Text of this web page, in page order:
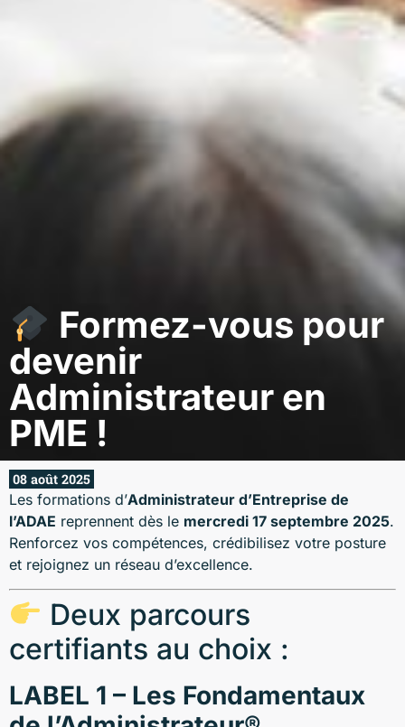
Formez-vous pour
devenir
Administrateur en
PME !
08 août 2025
Les formations d’Administrateur d’Entreprise de
l’ADAE reprennent dès le mercredi 17 septembre 2025.
Renforcez vos compétences, crédibilisez votre posture
et rejoignez un réseau d’excellence.
Deux parcours
certifiants au choix :
LABEL 1 – Les Fondamentaux